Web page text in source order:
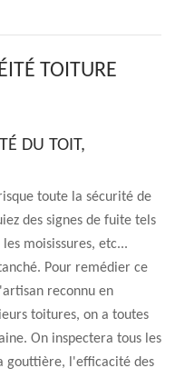
TOITURE
DU TOIT,
toute la sécurité de
des signes de fuite tels
moisissures, etc...
Pour remédier ce
reconnu en
toitures, on a toutes
On inspectera tous les
gouttière, l'efficacité des